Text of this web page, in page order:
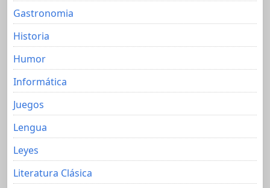
Gastronomia
Historia
Humor
Informática
Juegos
Lengua
Leyes
Literatura Clásica